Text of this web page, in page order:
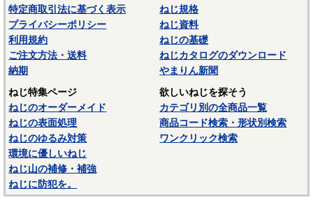
特定商取引法に基づく表示
プライバシーポリシー
利用規約
ご注文方法・送料
納期
ねじ規格
ねじ資料
ねじの基礎
ねじカタログのダウンロード
やまりん新聞
ねじ特集ページ
ねじのオーダーメイド
ねじの表面処理
ねじのゆるみ対策
環境に優しいねじ
ねじ山の補修・補強
ねじに防犯を。
欲しいねじを探そう
カテゴリ別の全商品一覧
商品コード検索・形状別検索
ワンクリック検索